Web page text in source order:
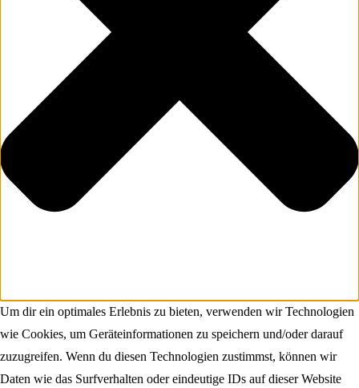
Um dir ein optimales Erlebnis zu bieten, verwenden wir Technologien
wie Cookies, um Geräteinformationen zu speichern und/oder darauf
zuzugreifen. Wenn du diesen Technologien zustimmst, können wir
Daten wie das Surfverhalten oder eindeutige IDs auf dieser Website